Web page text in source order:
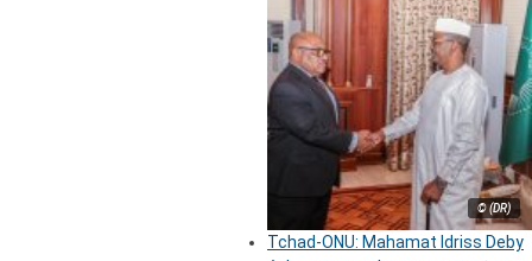
© (DR)
Tchad-ONU: Mahamat Idriss Deby